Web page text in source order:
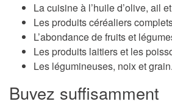
La cuisine à l’huile d’olive, ail
Les produits céréaliers
L’abondance de fruits et
Les produits laitiers et les
Les légumineuses, noix et grain.
Buvez suffisamment